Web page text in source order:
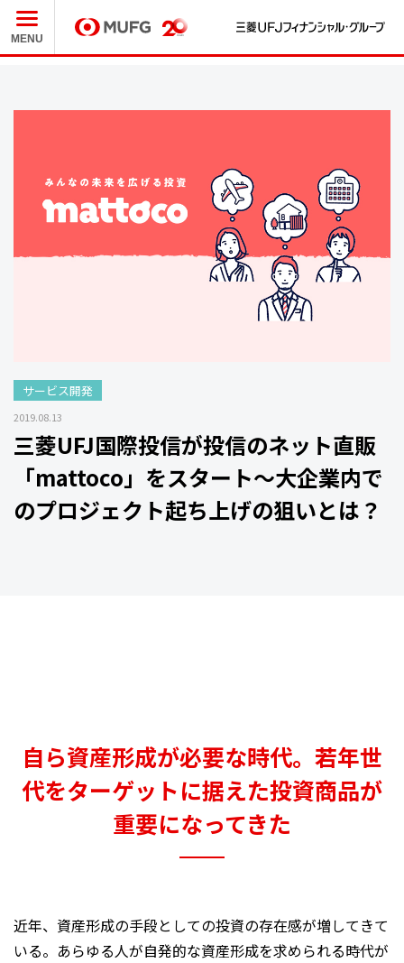
MUFG
MENU
サービス開発
2019.08.13
三菱UFJ国際投信が投信のネット直販
「mattoco」をスタート～大企業内で
のプロジェクト起ち上げの狙いとは？
自ら資産形成が必要な時代。若年世
代をターゲットに据えた投資商品が
重要になってきた
近年、資産形成の手段としての投資の存在感が増してきて
いる。あらゆる人が自発的な資産形成を求められる時代が